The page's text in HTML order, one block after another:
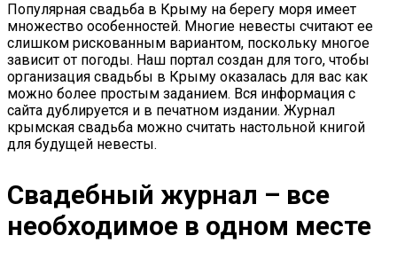
Популярная свадьба в Крыму на берегу моря имеет
множество особенностей. Многие невесты считают ее
слишком рискованным вариантом, поскольку многое
зависит от погоды. Наш портал создан для того, чтобы
организация свадьбы в Крыму оказалась для вас как
можно более простым заданием. Вся информация с
сайта дублируется и в печатном издании. Журнал
крымская свадьба можно считать настольной книгой
для будущей невесты.
Свадебный журнал – все
необходимое в одном месте